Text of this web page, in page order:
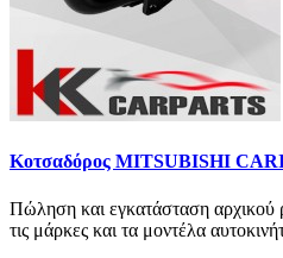
Κοτσαδόρος MITSUBISHI
Πώληση και εγκατάσταση αρχικού
τις μάρκες και τα μοντέλα